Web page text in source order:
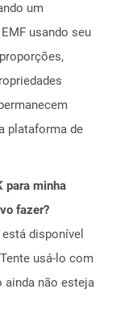
um
usando seu
plataforma de
para minha
fazer?
disponível
usá-lo com
ainda não esteja